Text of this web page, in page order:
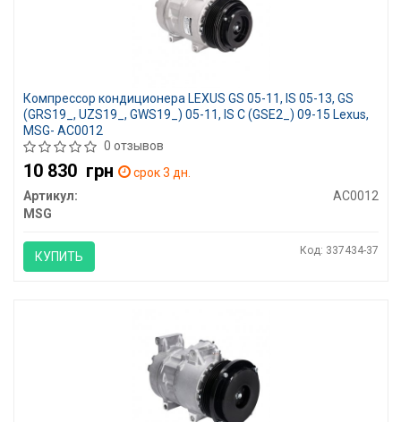
Компрессор кондиционера LEXUS GS 05-11, IS 05-13, GS
(GRS19_, UZS19_, GWS19_) 05-11, IS C (GSE2_) 09-15 Lexus,
MSG- AC0012
0 отзывов
10 830 грн
срок 3 дн.
Артикул:
AC0012
MSG
КУПИТЬ Код: 337434-37